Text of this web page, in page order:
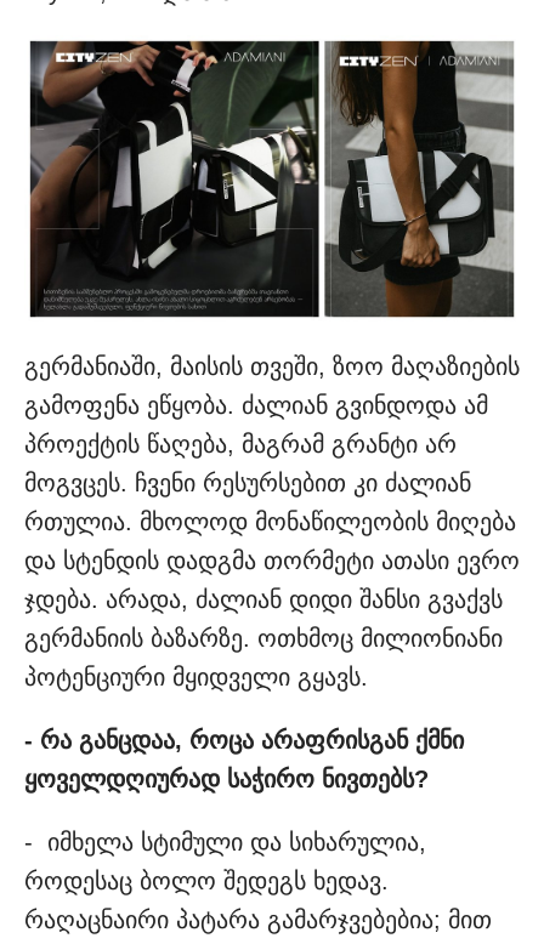
გერმანიაში, მაისის თვეში, ზოო მაღაზიების
გამოფენა ეწყობა. ძალიან გვინდოდა ამ
პროექტის წაღება, მაგრამ გრანტი არ
მოგვცეს. ჩვენი რესურსებით კი ძალიან
რთულია. მხოლოდ მონაწილეობის მიღება
და სტენდის დადგმა თორმეტი ათასი ევრო
ჯდება. არადა, ძალიან დიდი შანსი გვაქვს
გერმანიის ბაზარზე. ოთხმოც მილიონიანი
პოტენციური მყიდველი გყავს.
- რა განცდაა, როცა არაფრისგან ქმნი
ყოველდღიურად საჭირო ნივთებს?
- იმხელა სტიმული და სიხარულია,
როდესაც ბოლო შედეგს ხედავ.
რაღაცნაირი პატარა გამარჯვებებია; მით